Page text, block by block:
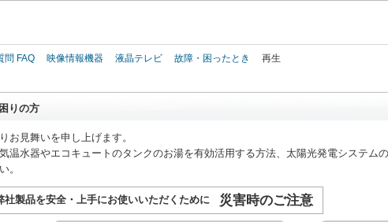
問 FAQ 映像情報機器 液晶テレビ 故障・困ったとき
再生
りの方
お見舞いを申し上げます。
温水器やエコキュートのタンクのお湯を有効活用する方法、太陽光発電システム
。
社製品を安全・上手にお使いいただくために 災害時のご注意